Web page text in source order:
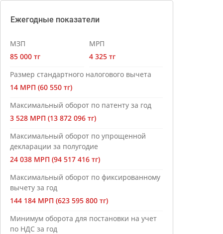
Ежегодные показатели
МЗП
85 000 тг
МРП
4 325 тг
Размер стандартного налогового вычета
14 МРП (60 550 тг)
Максимальный оборот по патенту за год
3 528 МРП (13 872 096 тг)
Максимальный оборот по упрощенной
декларации за полугодие
24 038 МРП (94 517 416 тг)
Максимальный оборот по фиксированному
вычету за год
144 184 МРП (623 595 800 тг)
Минимум оборота для постановки на учет
по НДС за год